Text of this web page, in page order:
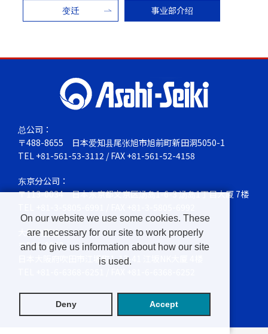
变迁 事业部介绍
总公司：
〒488-8655 日本爱知县尾张旭市旭前町新田洞5050-1
TEL +81-561-53-3112 / FAX +81-561-52-4158
东京分公司：
〒113-0034日本东京都文京区汤岛1-6-3 汤岛1丁目大厦 7楼
大阪销售处：
〒564-0063
日本大阪府吹田市江坂町1-13-41 江坂NK大厦 4楼
On our website we use some cookies. These
are necessary for our site to work properly
and to give us information about how our site
is used.
Deny Accept